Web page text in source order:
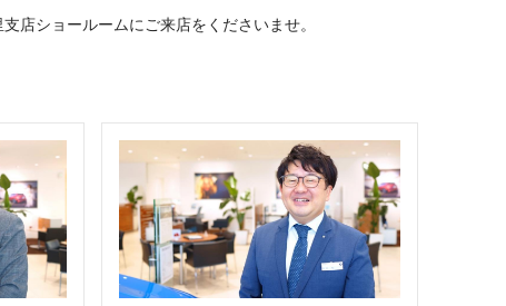
店ショールームにご来店をくださいませ。